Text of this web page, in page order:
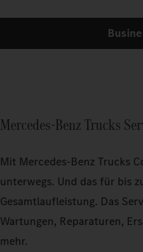
Mercedes‑Benz Trucks
Mit Mercedes‑Benz Trucks
unterwegs. Und das für bis
Gesamtlaufleistung. Das
Wartungen, Reparaturen,
mehr.